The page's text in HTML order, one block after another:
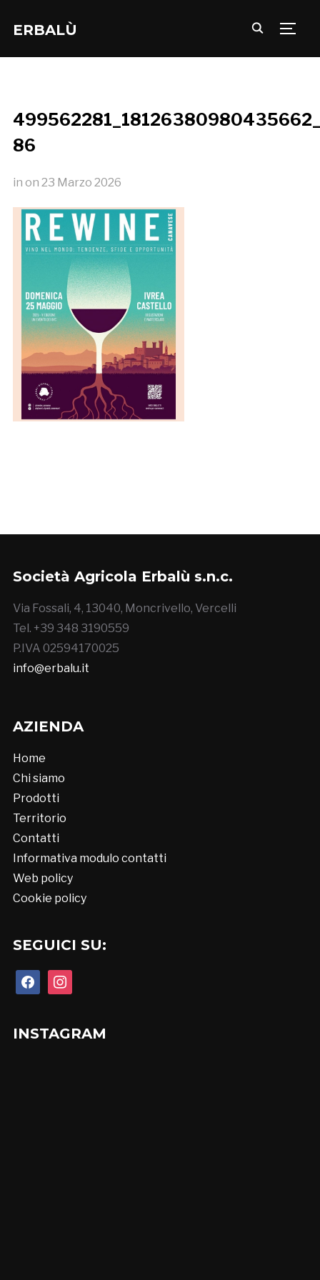
ERBALÙ
86
in on 23 Marzo 2026
Società Agricola Erbalù s.n.c.
Via Fossali, 4, 13040, Moncrivello, Vercelli
Tel. +39 348 3190559
P.IVA 02594170025
info@erbalu.it
AZIENDA
Home
Chi siamo
Prodotti
Territorio
Contatti
Informativa modulo contatti
Web policy
Cookie policy
SEGUICI SU:
facebookinstagram
INSTAGRAM